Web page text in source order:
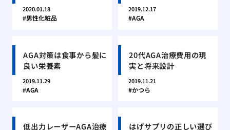
2020.01.18
男性化粧品
2019.12.17
AGA
AGA対策は食事から髪に
良い栄養素
2019.11.29
AGA
20代AGA治療費用の現
実と将来設計
2019.11.21
かつら
低出力レーザーAGA治療 はげサプリの正しい選び